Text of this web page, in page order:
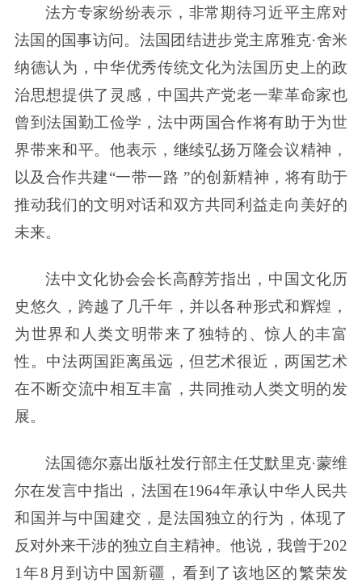
法方专家纷纷表示，非常期待习近平主席对
法国的国事访问。法国团结进步党主席雅克·舍米
纳德认为，中华优秀传统文化为法国历史上的政
治思想提供了灵感，中国共产党老一辈革命家也
曾到法国勤工俭学，法中两国合作将有助于为世
界带来和平。他表示，继续弘扬万隆会议精神，
以及合作共建“一带一路 ”的创新精神，将有助于
推动我们的文明对话和双方共同利益走向美好的
未来。
法中文化协会会长高醇芳指出，中国文化历
史悠久，跨越了几千年，并以各种形式和辉煌，
为世界和人类文明带来了独特的、惊人的丰富
性。中法两国距离虽远，但艺术很近，两国艺术
在不断交流中相互丰富，共同推动人类文明的发
展。
法国德尔嘉出版社发行部主任艾默里克·蒙维
尔在发言中指出，法国在1964年承认中华人民共
和国并与中国建交，是法国独立的行为，体现了
反对外来干涉的独立自主精神。他说，我曾于202
1年8月到访中国新疆，看到了该地区的繁荣发